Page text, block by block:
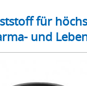
für
und